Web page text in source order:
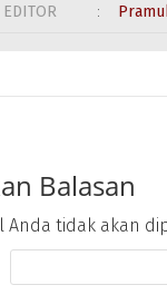
EDITOR :
Balasan
Anda tidak akan